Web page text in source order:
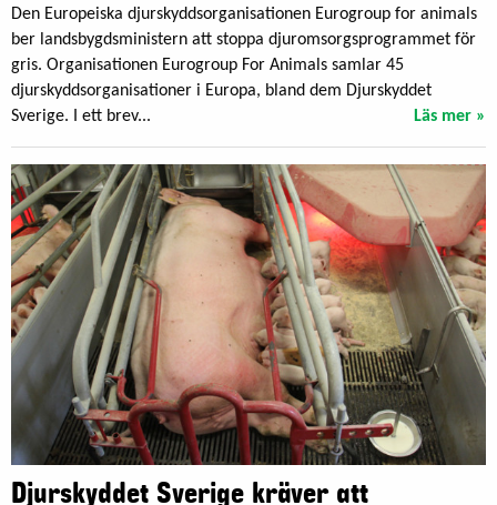
Den Europeiska djurskyddsorganisationen Eurogroup for animals
ber landsbygdsministern att stoppa djuromsorgsprogrammet för
gris. Organisationen Eurogroup For Animals samlar 45
djurskyddsorganisationer i Europa, bland dem Djurskyddet
Sverige. I ett brev...
Läs mer »
Djurskyddet Sverige kräver att